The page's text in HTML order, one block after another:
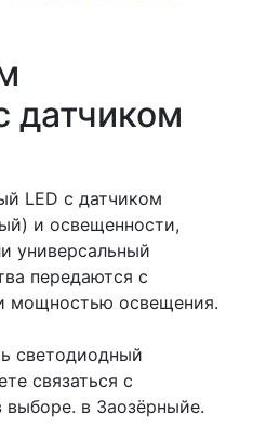
датчиком
LED с датчиком
и освещенности,
универсальный
передаются с
мощностью освещения.
светодиодный
связаться с
в Заозёрныйе.